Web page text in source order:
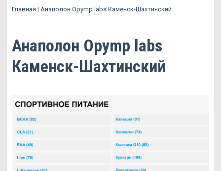
Главная | Анаполон Opymp labs Каменск-Шахтинский
Анаполон Opymp labs
Каменск-Шахтинский